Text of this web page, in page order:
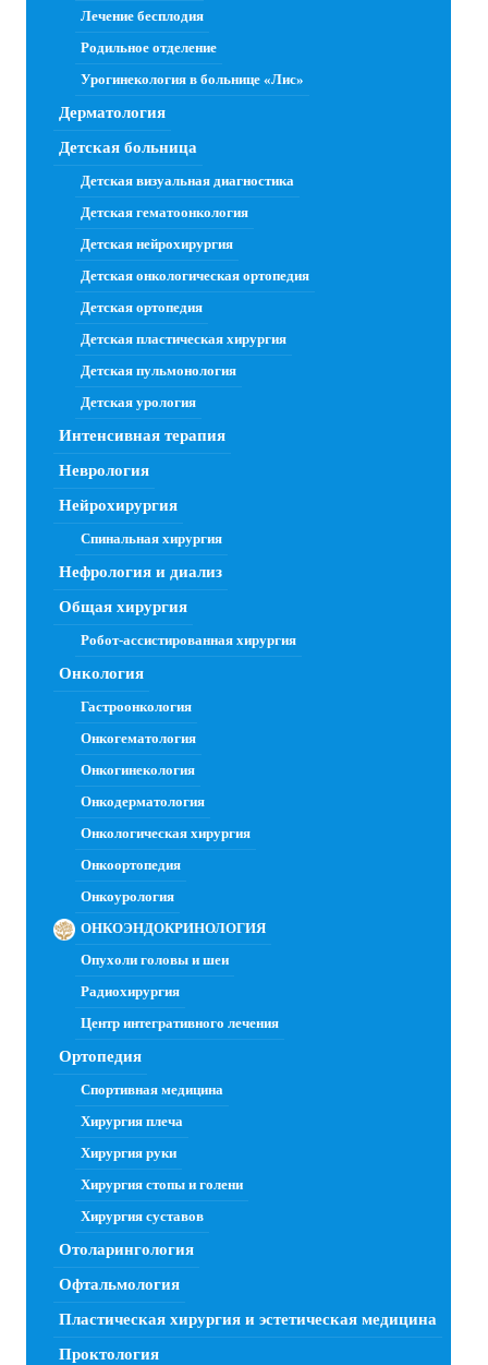
Лечение бесплодия
Родильное отделение
Урогинекология в больнице «Лис»
Дерматология
Детская больница
Детская визуальная диагностика
Детская гематоонкология
Детская нейрохирургия
Детская онкологическая ортопедия
Детская ортопедия
Детская пластическая хирургия
Детская пульмонология
Детская урология
Интенсивная терапия
Неврология
Нейрохирургия
Спинальная хирургия
Нефрология и диализ
Общая хирургия
Робот-ассистированная хирургия
Онкология
Гастроонкология
Онкогематология
Онкогинекология
Онкодерматология
Онкологическая хирургия
Онкоортопедия
Онкоурология
ОНКОЭНДОКРИНОЛОГИЯ
Опухоли головы и шеи
Радиохирургия
Центр интегративного лечения
Ортопедия
Спортивная медицина
Хирургия плеча
Хирургия руки
Хирургия стопы и голени
Хирургия суставов
Отоларингология
Офтальмология
Пластическая хирургия и эстетическая медицина
Проктология